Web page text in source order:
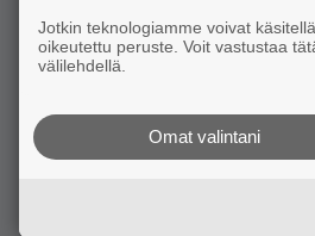
Jotkin teknologiamme voivat
oikeutettu peruste. Voit vastustaa
välilehdellä.
Omat valintani